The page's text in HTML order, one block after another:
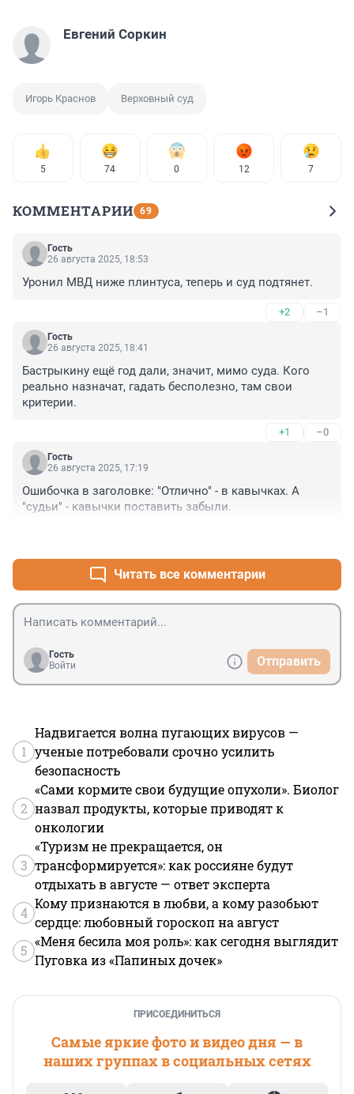
Евгений Соркин
Игорь Краснов Верховный суд
5 74 0 12 7
КОММЕНТАРИИ 69
Гость
26 августа 2025, 18:53
Уронил МВД ниже плинтуса, теперь и суд подтянет.
+2 –1
Гость
26 августа 2025, 18:41
Бастрыкину ещё год дали, значит, мимо суда. Кого
реально назначат, гадать бесполезно, там свои
критерии.
+1 –0
Гость
26 августа 2025, 17:19
Ошибочка в заголовке: "Отлично" - в кавычках. А
"судьи" - кавычки поставить забыли.
Читать все комментарии
Гость
Войти
Отправить
1
Надвигается волна пугающих вирусов —
ученые потребовали срочно усилить
безопасность
2
«Сами кормите свои будущие опухоли». Биолог
назвал продукты, которые приводят к
онкологии
3
«Туризм не прекращается, он
трансформируется»: как россияне будут
отдыхать в августе — ответ эксперта
4
Кому признаются в любви, а кому разобьют
сердце: любовный гороскоп на август
5
«Меня бесила моя роль»: как сегодня выглядит
Пуговка из «Папиных дочек»
ПРИСОЕДИНИТЬСЯ
Самые яркие фото и видео дня — в
наших группах в социальных сетях